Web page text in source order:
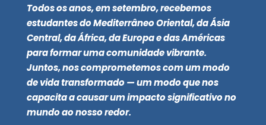
Todos os anos, em setembro, recebemos
estudantes do Mediterrâneo Oriental, da Ásia
Central, da África, da Europa e das Américas
para formar uma comunidade vibrante.
Juntos, nos comprometemos com um modo
de vida transformado — um modo que nos
capacita a causar um impacto significativo no
mundo ao nosso redor.